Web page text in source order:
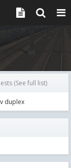
(See full list)
duplex